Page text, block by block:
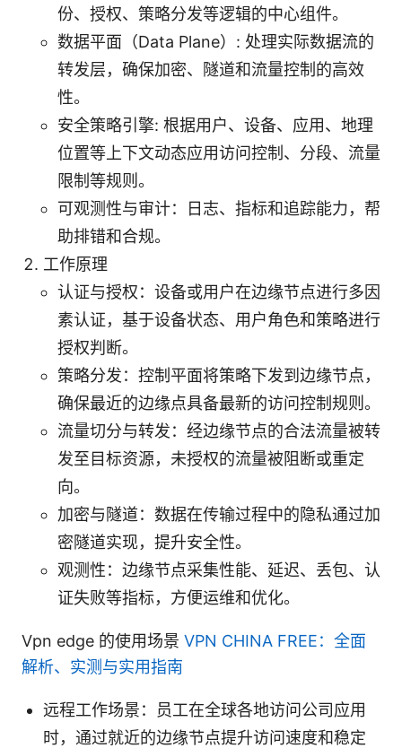
份、授权、策略分发等逻辑的中心组件。
数据平面（Data Plane）: 处理实际数据流的
转发层，确保加密、隧道和流量控制的高效
性。
安全策略引擎: 根据用户、设备、应用、地理
位置等上下文动态应用访问控制、分段、流量
限制等规则。
可观测性与审计：日志、指标和追踪能力，帮
助排错和合规。
工作原理
认证与授权：设备或用户在边缘节点进行多因
素认证，基于设备状态、用户角色和策略进行
授权判断。
策略分发：控制平面将策略下发到边缘节点，
确保最近的边缘点具备最新的访问控制规则。
流量切分与转发：经边缘节点的合法流量被转
发至目标资源，未授权的流量被阻断或重定
向。
加密与隧道：数据在传输过程中的隐私通过加
密隧道实现，提升安全性。
观测性：边缘节点采集性能、延迟、丢包、认
证失败等指标，方便运维和优化。
Vpn edge 的使用场景 VPN CHINA FREE：全面
解析、实测与实用指南
远程工作场景：员工在全球各地访问公司应用
时，通过就近的边缘节点提升访问速度和稳定